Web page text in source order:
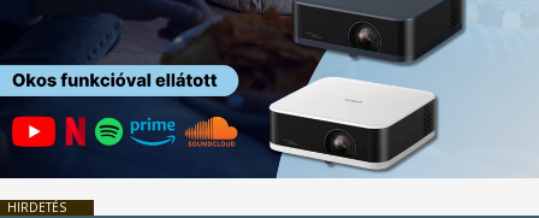
HIRDETÉS